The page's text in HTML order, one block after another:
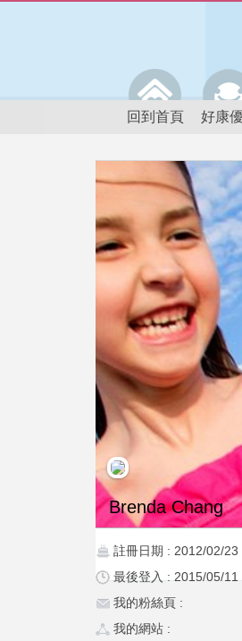
回到首頁 好康
Brenda Chang
註冊日期 : 2012/02/23
最後登入 : 2015/05/
我的粉絲頁 :
我的網站 :